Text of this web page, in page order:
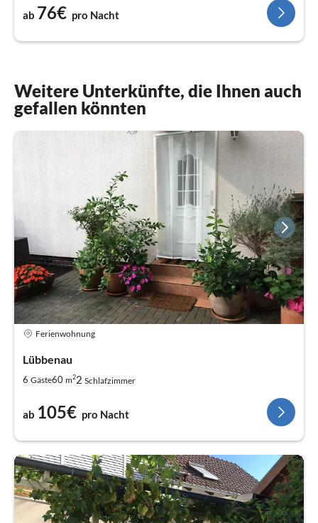
ab 76€ pro Nacht
Weitere Unterkünfte, die Ihnen auch
gefallen könnten
Ferienwohnung
Lübbenau
6 Gäste60 m22 Schlafzimmer
ab 105€ pro Nacht